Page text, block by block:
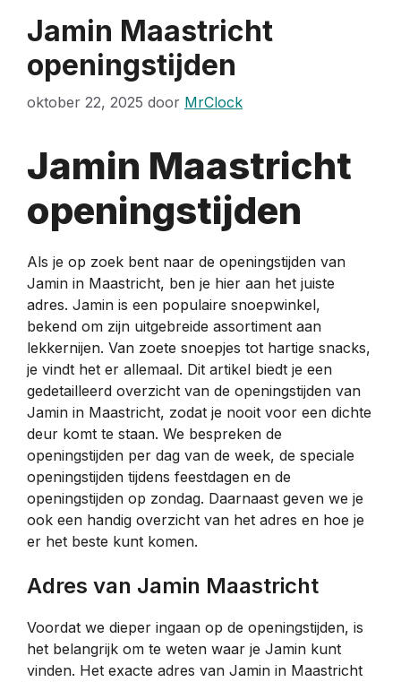
Jamin Maastricht
openingstijden
oktober 22, 2025 door MrClock
Jamin Maastricht
openingstijden
Als je op zoek bent naar de openingstijden van
Jamin in Maastricht, ben je hier aan het juiste
adres. Jamin is een populaire snoepwinkel,
bekend om zijn uitgebreide assortiment aan
lekkernijen. Van zoete snoepjes tot hartige snacks,
je vindt het er allemaal. Dit artikel biedt je een
gedetailleerd overzicht van de openingstijden van
Jamin in Maastricht, zodat je nooit voor een dichte
deur komt te staan. We bespreken de
openingstijden per dag van de week, de speciale
openingstijden tijdens feestdagen en de
openingstijden op zondag. Daarnaast geven we je
ook een handig overzicht van het adres en hoe je
er het beste kunt komen.
Adres van Jamin Maastricht
Voordat we dieper ingaan op de openingstijden, is
het belangrijk om te weten waar je Jamin kunt
vinden. Het exacte adres van Jamin in Maastricht